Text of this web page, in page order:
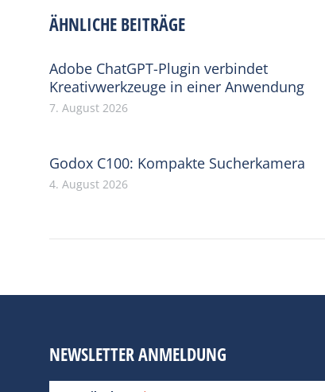
ÄHNLICHE BEITRÄGE
Adobe ChatGPT-Plugin verbindet
Kreativwerkzeuge in einer Anwendung
7. August 2026
Godox C100: Kompakte Sucherkamera
4. August 2026
NEWSLETTER ANMELDUNG